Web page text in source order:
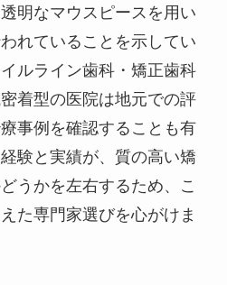
明なマウスピースを用い
れていることを示してい
ルライン歯科・矯正歯科
着型の医院は地元での評
事例を確認することも有
験と実績が、質の高い矯
うかを左右するため、こ
た専門家選びを心がけま